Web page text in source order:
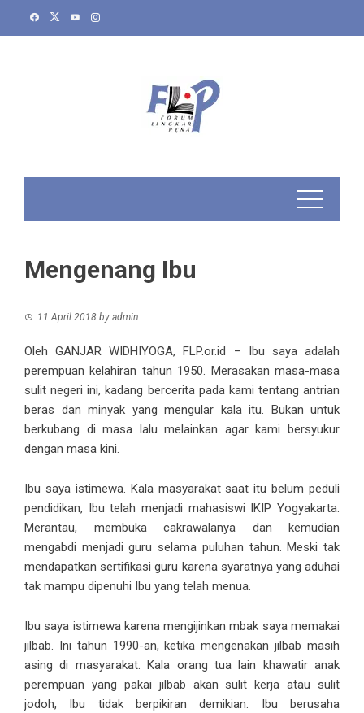
Mengenang Ibu
11 April 2018 by admin
Oleh GANJAR WIDHIYOGA, FLP.or.id – Ibu saya adalah
perempuan kelahiran tahun 1950. Merasakan masa-masa
sulit negeri ini, kadang bercerita pada kami tentang antrian
beras dan minyak yang mengular kala itu. Bukan untuk
berkubang di masa lalu melainkan agar kami bersyukur
dengan masa kini.
Ibu saya istimewa. Kala masyarakat saat itu belum peduli
pendidikan, Ibu telah menjadi mahasiswi IKIP Yogyakarta.
Merantau, membuka cakrawalanya dan kemudian
mengabdi menjadi guru selama puluhan tahun. Meski tak
mendapatkan sertifikasi guru karena syaratnya yang aduhai
tak mampu dipenuhi Ibu yang telah menua.
Ibu saya istimewa karena mengijinkan mbak saya memakai
jilbab. Ini tahun 1990-an, ketika mengenakan jilbab masih
asing di masyarakat. Kala orang tua lain khawatir anak
perempuan yang pakai jilbab akan sulit kerja atau sulit
jodoh, Ibu tidak berpikiran demikian. Ibu berusaha